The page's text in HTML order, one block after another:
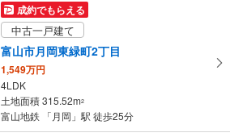
成約でもらえる
中古一戸建て
富山市月岡東緑町2丁目
1,549万円
4LDK
土地面積 315.52m2
富山地鉄 「月岡」駅 徒歩25分